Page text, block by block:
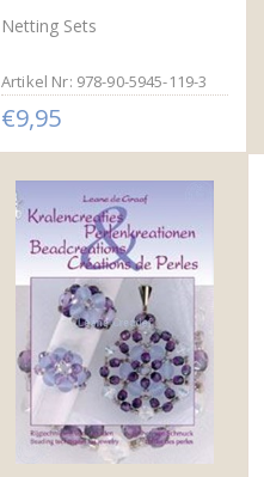
Netting Sets
Artikel Nr: 978-90-5945-119-3
€9,95